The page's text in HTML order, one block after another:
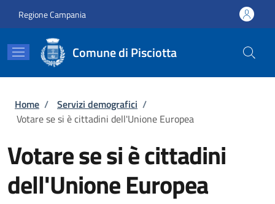
Regione Campania
Comune di Pisciotta
Briciole di pane
Home / Servizi demografici /
Votare se si è cittadini dell'Unione Europea
Votare se si è cittadini
dell'Unione Europea